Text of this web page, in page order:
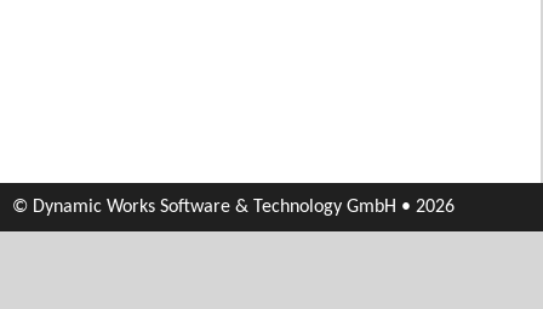
© Dynamic Works Software & Technology GmbH • 2026